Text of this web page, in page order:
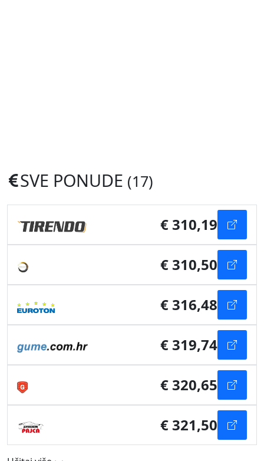
SVE PONUDE (17)
€ 310,19
€ 310,50
€ 316,48
€ 319,74
€ 320,65
€ 321,50